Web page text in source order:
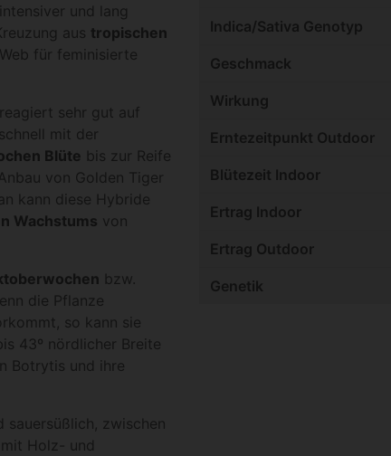
und lang
aus tropischen
für feminisierte
sehr gut auf
mit der
Blüte bis zur Reife
Anbau von Golden Tiger
kann diese Hybride
Wachstums von
bzw.
die Pflanze
so kann sie
43º nördlicher Breite
Botrytis und ihre
sauersüßlich, zwischen
Holz- und
Indica/Sativa Genotyp
Geschmack
Wirkung
Erntezeitpunkt Outdoor
Blütezeit Indoor
Ertrag Indoor
Ertrag Outdoor
Genetik